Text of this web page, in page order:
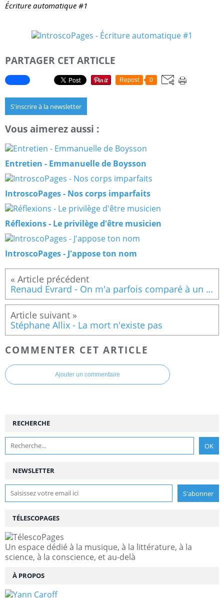
Écriture automatique #1
PARTAGER CET ARTICLE
Repost 0
S'inscrire à la newsletter
Vous aimerez aussi :
Entretien - Emmanuelle de Boysson
IntroscoPages - Nos corps imparfaits
Réflexions - Le privilège d'être musicien
IntroscoPages - J'appose ton nom
Renaud Evrard - On m'a parfois comparé à un arbre
Stéphane Allix - La mort n'existe pas
COMMENTER CET ARTICLE
Ajouter un commentaire
NEWSLETTER
RECHERCHE
TÉLESCOPAGES
Un espace dédié à la musique, à la littérature, à la
science, à la conscience, et au-delà
À PROPOS